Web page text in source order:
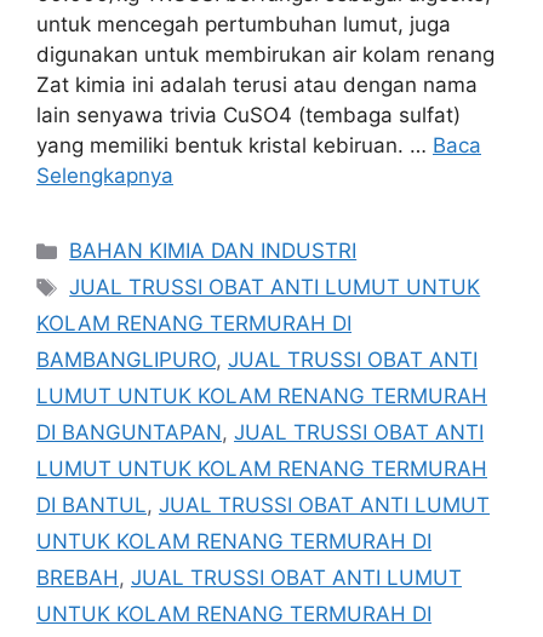
untuk mencegah pertumbuhan lumut, juga
digunakan untuk membirukan air kolam renang
Zat kimia ini adalah terusi atau dengan nama
lain senyawa trivia CuSO4 (tembaga sulfat)
yang memiliki bentuk kristal kebiruan. … Baca
Selengkapnya
Kategori
BAHAN KIMIA DAN INDUSTRI
Tag
JUAL TRUSSI OBAT ANTI LUMUT UNTUK
KOLAM RENANG TERMURAH DI
BAMBANGLIPURO, JUAL TRUSSI OBAT ANTI
LUMUT UNTUK KOLAM RENANG TERMURAH
DI BANGUNTAPAN, JUAL TRUSSI OBAT ANTI
LUMUT UNTUK KOLAM RENANG TERMURAH
DI BANTUL, JUAL TRUSSI OBAT ANTI LUMUT
UNTUK KOLAM RENANG TERMURAH DI
BREBAH, JUAL TRUSSI OBAT ANTI LUMUT
UNTUK KOLAM RENANG TERMURAH DI